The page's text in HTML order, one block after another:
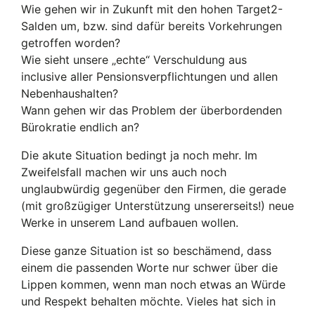
Wie gehen wir in Zukunft mit den hohen Target2-
Salden um, bzw. sind dafür bereits Vorkehrungen
getroffen worden?
Wie sieht unsere „echte“ Verschuldung aus
inclusive aller Pensionsverpflichtungen und allen
Nebenhaushalten?
Wann gehen wir das Problem der überbordenden
Bürokratie endlich an?
Die akute Situation bedingt ja noch mehr. Im
Zweifelsfall machen wir uns auch noch
unglaubwürdig gegenüber den Firmen, die gerade
(mit großzügiger Unterstützung unsererseits!) neue
Werke in unserem Land aufbauen wollen.
Diese ganze Situation ist so beschämend, dass
einem die passenden Worte nur schwer über die
Lippen kommen, wenn man noch etwas an Würde
und Respekt behalten möchte. Vieles hat sich in